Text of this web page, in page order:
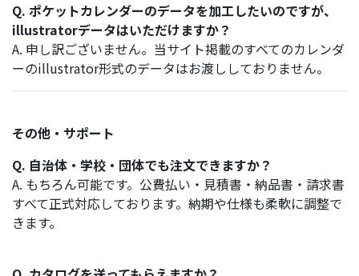
Q. ポケットカレンダーのデータを加工したいのですが、
illustratorデータはいただけますか？
A. 申し訳ございません。当サイト掲載のすべてのカレンダ
ーのillustrator形式のデータはお渡ししておりません。
その他・サポート
Q. 自治体・学校・団体でも注文できますか？
A. もちろん可能です。公費払い・見積書・納品書・請求書
すべて正式対応しております。納期や仕様も柔軟に調整で
きます。